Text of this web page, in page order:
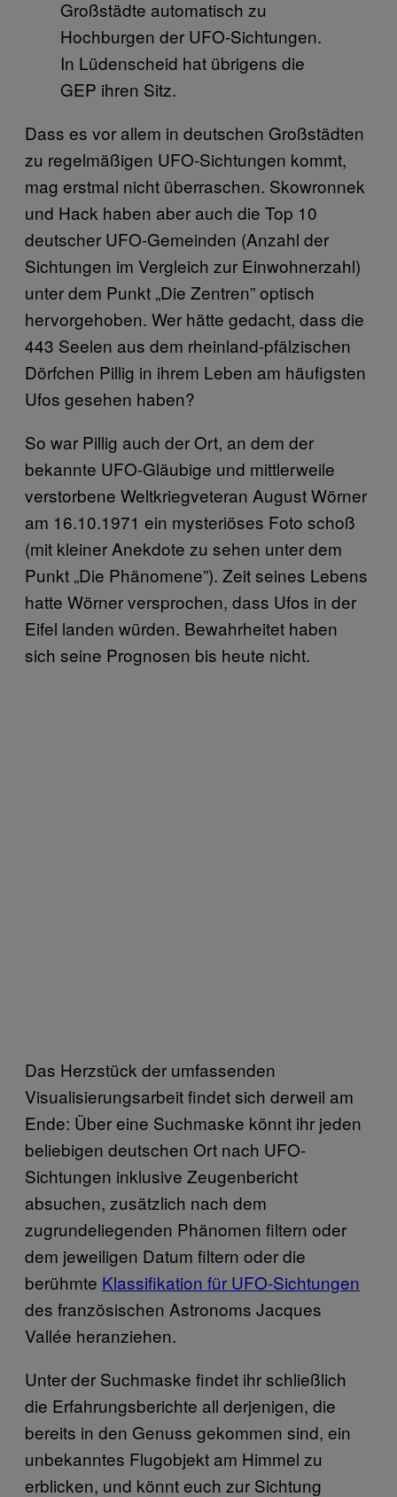
Großstädte automatisch zu
Hochburgen der UFO-Sichtungen.
In Lüdenscheid hat übrigens die
GEP ihren Sitz.
Dass es vor allem in deutschen Großstädten
zu regelmäßigen UFO-Sichtungen kommt,
mag erstmal nicht überraschen. Skowronnek
und Hack haben aber auch die Top 10
deutscher UFO-Gemeinden (Anzahl der
Sichtungen im Vergleich zur Einwohnerzahl)
unter dem Punkt „Die Zentren” optisch
hervorgehoben. Wer hätte gedacht, dass die
443 Seelen aus dem rheinland-pfälzischen
Dörfchen Pillig in ihrem Leben am häufigsten
Ufos gesehen haben?
So war Pillig auch der Ort, an dem der
bekannte UFO-Gläubige und mittlerweile
verstorbene Weltkriegveteran August Wörner
am 16.10.1971 ein mysteriöses Foto schoß
(mit kleiner Anekdote zu sehen unter dem
Punkt „Die Phänomene”). Zeit seines Lebens
hatte Wörner versprochen, dass Ufos in der
Eifel landen würden. Bewahrheitet haben
sich seine Prognosen bis heute nicht.
Das Herzstück der umfassenden
Visualisierungsarbeit findet sich derweil am
Ende: Über eine Suchmaske könnt ihr jeden
beliebigen deutschen Ort nach UFO-
Sichtungen inklusive Zeugenbericht
absuchen, zusätzlich nach dem
zugrundeliegenden Phänomen filtern oder
dem jeweiligen Datum filtern oder die
berühmte Klassifikation für UFO-Sichtungen
des französischen Astronoms Jacques
Vallée heranziehen.
Unter der Suchmaske findet ihr schließlich
die Erfahrungsberichte all derjenigen, die
bereits in den Genuss gekommen sind, ein
unbekanntes Flugobjekt am Himmel zu
erblicken, und könnt euch zur Sichtung